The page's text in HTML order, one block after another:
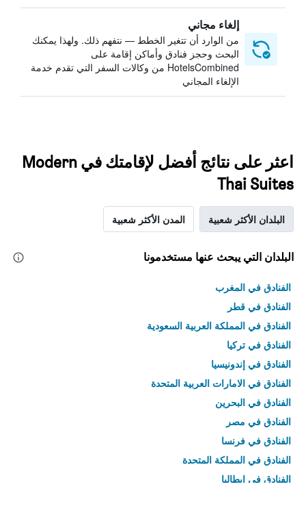
إلغاء مجاني
من الوارد أن تتغير الخطط — نتفهم ذلك. ولهذا يمكنك
البحث وحجز فنادق وأماكن إقامة على
HotelsCombined من وكالات السفر التي تقدم خدمة
الإلغاء المجاني
اعثر على نتائج أفضل لإقامتك في Modern
Thai Suites
البلدان الأكثر شعبية المدن الأكثر شعبية
البلدان التي يبحث عنها مستخدمونا
الفنادق في المغرب
الفنادق في قطر
الفنادق في المملكة العربية السعودية
الفنادق في تركيا
الفنادق في إندونيسيا
الفنادق في الامارات العربية المتحدة
الفنادق في البحرين
الفنادق في مصر
الفنادق في فرنسا
الفنادق في المملكة المتحدة
الفنادق في إيطاليا